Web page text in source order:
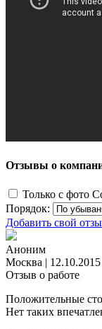
Отзывы о
Только с фото
Порядок:
Добавить свой
Аноним
Москва | 12.10.2015
Отзыв о работе
Положительные
Нет таких